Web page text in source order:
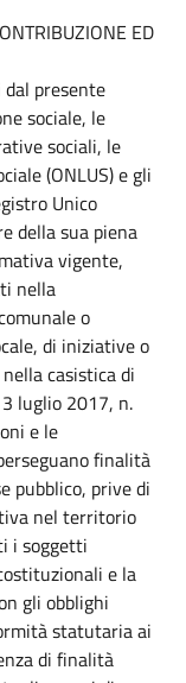
ED
presente
sociale, le
sociali, le
(ONLUS) e gli
Unico
della sua piena
vigente,
nella
o
di iniziative o
casistica di
luglio 2017, n.
e le
finalità
pubblico, prive di
nel territorio
i soggetti
e la
gli obblighi
statutaria ai
di finalità